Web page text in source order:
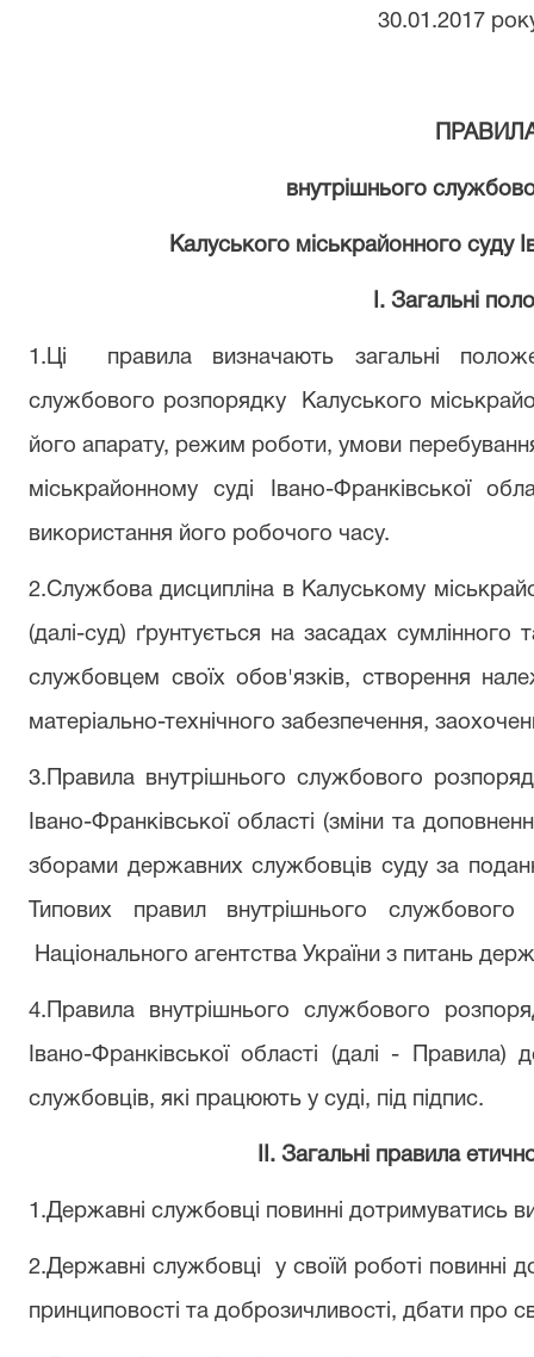
30.01.2017
внутрішнього
Калуського міськрайонного суду
І. Загальні
1.Ці правила визначають загальні
службового розпорядку Калуського
його апарату, режим роботи, умови
міськрайонному суді Івано-Франківської
використання його робочого часу.
2.Службова дисципліна в Калуському
(далі-суд) ґрунтується на засадах
службовцем своїх обов'язків, створення
матеріально-технічного забезпечення,
3.Правила внутрішнього службового
Івано-Франківської області (зміни та
зборами державних службовців суду за
Типових правил внутрішнього
Національного агентства України з питань
4.Правила внутрішнього службового
Івано-Франківської області (далі -
службовців, які працюють у суді, під підпис.
ІІ. Загальні правила
1.Державні службовці повинні дотримуватись
2.Державні службовці у своїй роботі повинні
принциповості та доброзичливості, дбати про